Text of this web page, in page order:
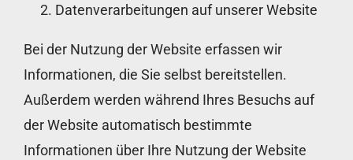
Datenverarbeitungen auf unserer Website
Bei der Nutzung der Website erfassen wir
Informationen, die Sie selbst bereitstellen.
Außerdem werden während Ihres Besuchs auf
der Website automatisch bestimmte
Informationen über Ihre Nutzung der Website